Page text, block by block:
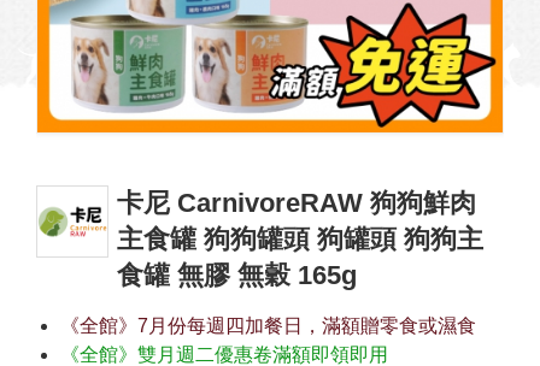
卡尼 CarnivoreRAW 狗狗鮮肉
主食罐 狗狗罐頭 狗罐頭 狗狗主
食罐 無膠 無穀 165g
《全館》7月份每週四加餐日，滿額贈零食或濕食
《全館》雙月週二優惠卷滿額即領即用